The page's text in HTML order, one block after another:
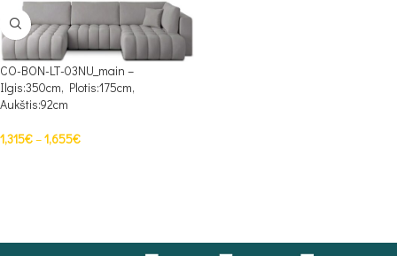
CO-BON-LT-03NU_main –
Ilgis:350cm, Plotis:175cm,
Aukštis:92cm
1,315€–1,655€